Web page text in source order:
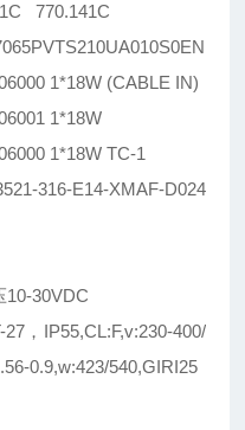
770.141C
1*18W (CABLE IN)
1*18W
1*18W TC-1
316-E14-XMAF-D024
30VDC
，IP55,CL:F,v:230-400/
0.9,w:423/540,GIRI25